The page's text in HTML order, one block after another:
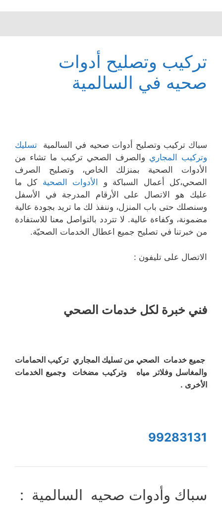
تركيب وتصليح أدوات
صحيه في السالمية
سباك تركيب وتصليح أدوات صحيه في السالمية تسليك
وتركيب المجاري والصرف الصحي تركيب ما تشاء من
الأدوات الصحية بمنزلك الخاص، وتصليح الصرف
الصحي،كل أعمال السباكة و
الأدوات الصحية كل ما
عليك هو الاتصال على الأرقام المدرجة في الأسفل
وسنصلك حتى باب المنزل، وننفذ لك ما تريد بجودة عالية
مضمونة، وكفاءة عالية. لا تتردد بالتواصل معنا للاستفادة
من خبرتنا في تصليح جميع اعطال الخدمات الصحيّة.
الاتصال على تليفون :
فني خبرة لكل خدمات الصحي
جميع خدمات الصحي من تسليك المجاري تركيب الحمامات
والمغاسل وفلاتر مياه وتركيب مضخات وجميع الخدمات
الأخرى .
99283131
سباك وأدوات صحيه السالمية :